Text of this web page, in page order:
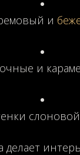
и
и
делает